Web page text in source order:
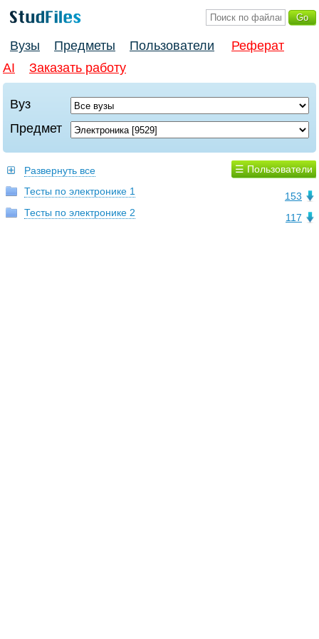
Вузы Предметы Пользователи
Реферат
AI
Заказать работу
Вуз
Предмет
☰ Пользователи
Развернуть все
153
Тесты по электронике 1
117
Тесты по электронике 2